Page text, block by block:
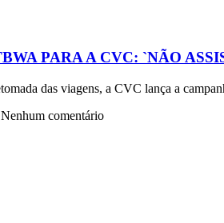
PARA A CVC: `NÃO
das viagens, a CVC lança a
Nenhum comentário